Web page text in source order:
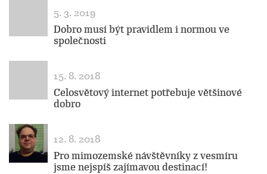
5. 3. 2019
Dobro musí být pravidlem i normou ve
společnosti
15. 8. 2018
Celosvětový internet potřebuje většinové
dobro
12. 8. 2018
Pro mimozemské návštěvníky z vesmíru
jsme nejspíš zajímavou destinací!